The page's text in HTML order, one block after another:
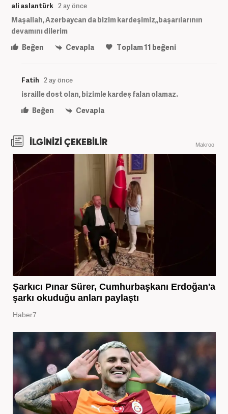
ali aslantürk 2 ay önce
Maşallah, Azerbaycan da bizim kardeşimiz,,başarılarının
devamını dilerim
Beğen
Cevapla Toplam11 beğeni
Fatih 2 ay önce
israille dost olan, bizimle kardeş falan olamaz.
Beğen
Cevapla
İLGİNİZİ ÇEKEBİLİR Makroo
Şarkıcı Pınar Sürer, Cumhurbaşkanı Erdoğan'a
şarkı okuduğu anları paylaştı
Haber7